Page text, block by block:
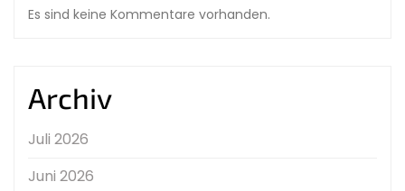
Es sind keine Kommentare vorhanden.
Archiv
Juli 2026
Juni 2026